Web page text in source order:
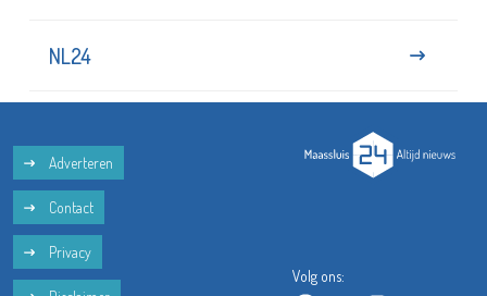
NL24
Adverteren
Contact
Privacy
Volg ons: